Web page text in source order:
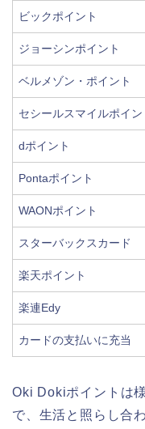
ビックポイント
ジョーシンポイント
ベルメゾン・ポイント
セシールスマイルポイン
dポイント
Pontaポイント
WAONポイント
スターバックスカード
楽天ポイント
楽連Edy
カードの支払いに充当
Oki Dokiポイントは
で、生活と照らし合